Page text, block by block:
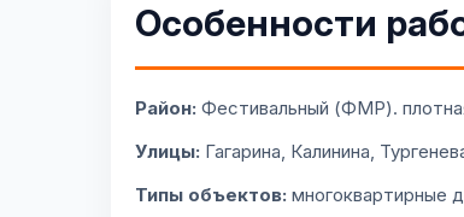
Особенности
Район: Фестивальный (ФМР).
Улицы: Гагарина, Калинина,
Типы объектов: многоквартирные